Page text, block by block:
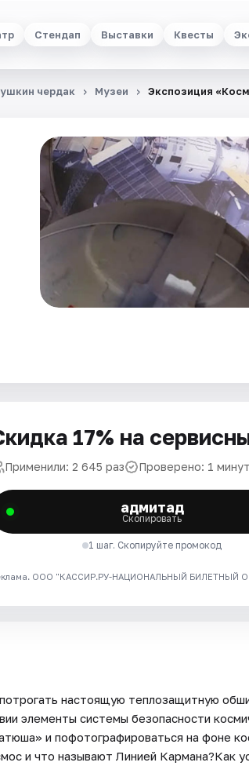
Стендап Выставки Квесты
чердак Музеи Экспозиция
17% на
Применили: 2 645 раз Проверено: 1
адмитад
Скопировать
1 шаг. Скопируйте промокод
ООО "КАССИР.РУ-НАЦИОНАЛЬНЫЙ БИЛЕТНЫЙ
настоящую теплозащитную
элементы системы безопасности
и пофотографироваться на фоне
и что называют Линией Кармана?Как